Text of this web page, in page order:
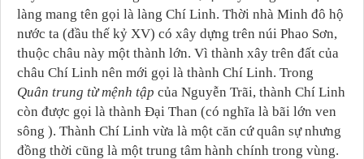
làng mang tên gọi là làng Chí Linh. Thời nhà Minh đô hộ
nước ta (đầu thế kỷ XV) có xây dựng trên núi Phao Sơn,
thuộc châu này một thành lớn. Vì thành xây trên đất của
châu Chí Linh nên mới gọi là thành Chí Linh. Trong
Quân trung từ mệnh tập của Nguyễn Trãi, thành Chí Linh
còn được gọi là thành Đại Than (có nghĩa là bãi lớn ven
sông ). Thành Chí Linh vừa là một căn cứ quân sự nhưng
đồng thời cũng là một trung tâm hành chính trong vùng.